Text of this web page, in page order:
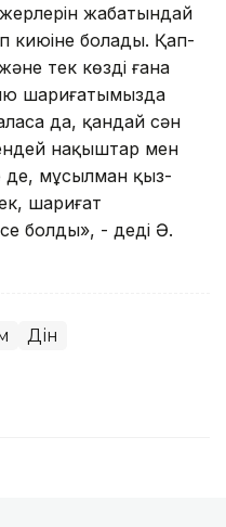
жабатындай
киюіне болады. Қап-
тек көзді ғана
шариғатымызда
да, қандай сән
нақыштар мен
де, мұсылман қыз-
шариғат
болды», - деді Ә.
Дін